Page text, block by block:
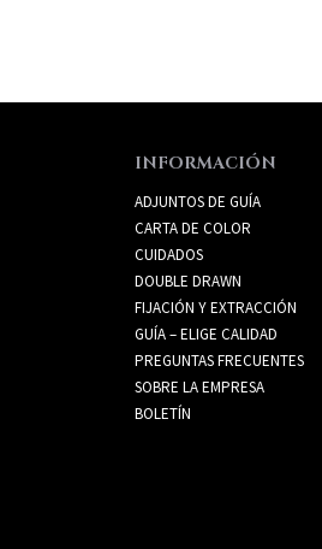
INFORMACIÓN
ADJUNTOS DE GUÍA
CARTA DE COLOR
CUIDADOS
DOUBLE DRAWN
FIJACIÓN Y EXTRACCIÓN
GUÍA – ELIGE CALIDAD
PREGUNTAS FRECUENTES
SOBRE LA EMPRESA
BOLETÍN